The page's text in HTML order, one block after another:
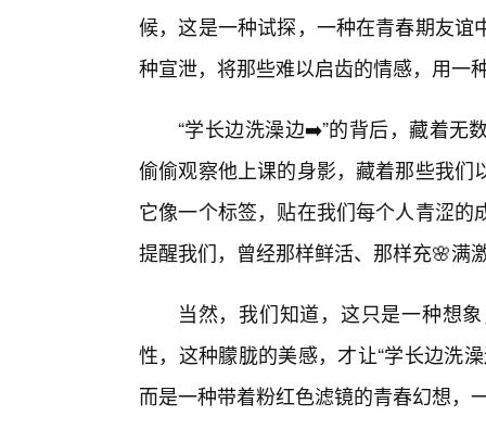
候，这是一种试探，一种在青春期友
种宣泄，将那些难以启齿的情感，用一
“学长边洗澡边➡️”的背后，藏着无
偷偷观察他上课的身影，藏着那些我
它像一个标签，贴在我们每个人青涩
提醒我们，曾经那样鲜活、那样充🌸满
当然，我们知道，这只是一种想
性，这种朦胧的美感，才让“学长边洗
而是一种带着粉红色滤镜的青春幻想，